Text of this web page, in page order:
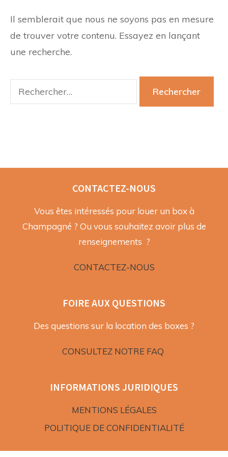
Il semblerait que nous ne soyons pas en mesure
de trouver votre contenu. Essayez en lançant
une recherche.
Rechercher :
CONTACTEZ-NOUS
Vous êtes intéressés pour louer un box à
Champagné ? Ou vous souhaitez avoir plus de
renseignements ?
CONTACTEZ-NOUS
FOIRE AUX QUESTIONS
Des questions sur la location des boxes ?
CONSULTEZ NOTRE FAQ
INFORMATIONS JURIDIQUES
MENTIONS LÉGALES
POLITIQUE DE CONFIDENTIALITÉ